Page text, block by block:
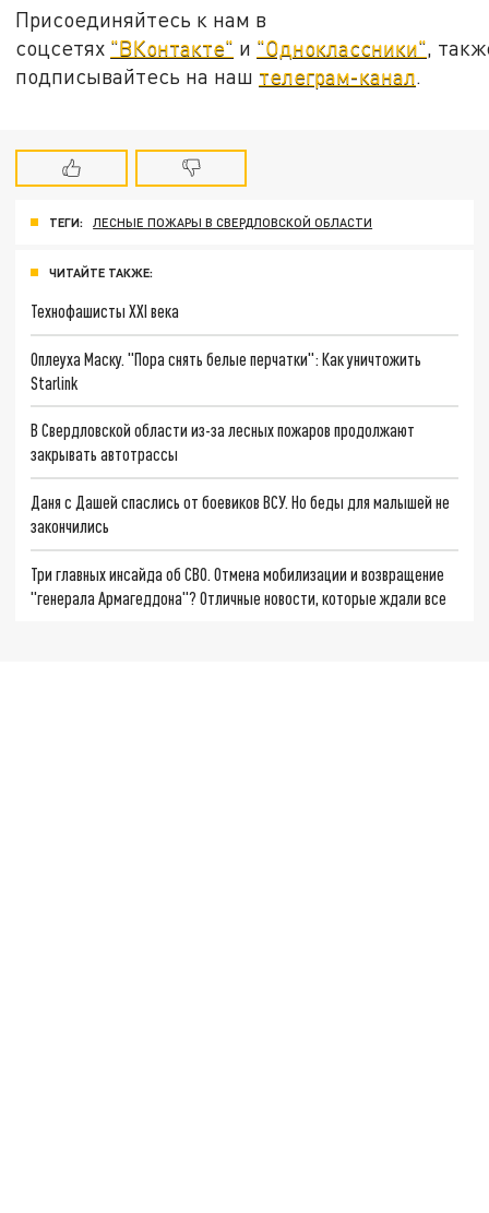
Присоединяйтесь к нам в
соцсетях "ВКонтакте" и "Одноклассники" ,
подписывайтесь на наш телеграм-канал
ТЕГИ: ЛЕСНЫЕ ПОЖАРЫ В СВЕРДЛОВСКОЙ ОБЛАСТИ
ЧИТАЙТЕ ТАКЖЕ:
Технофашисты XXI века
Оплеуха Маску. "Пора снять белые перчатки": Как уничтожить
Starlink
В Свердловской области из-за лесных пожаров продолжают
закрывать автотрассы
Даня с Дашей спаслись от боевиков ВСУ. Но беды для малышей не
закончились
Три главных инсайда об СВО. Отмена мобилизации и возвращение
"генерала Армагеддона"? Отличные новости, которые ждали все